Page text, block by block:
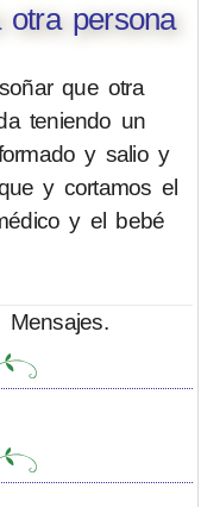
persona
que otra
teniendo un
y salio y
y cortamos el
y el bebé